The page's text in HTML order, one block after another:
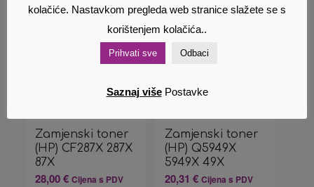
Zamjenski toner
(HP) CF287X 287X
87X
28,00€ Cijena s PDV
Zamjenski toner
(HP) Q5949X
5949X 49X
20,31 € Cijena s PDV
kolačiće. Nastavkom pregleda web stranice slažete se s
korištenjem kolačića..
Prihvati sve Odbaci
Saznaj više Postavke